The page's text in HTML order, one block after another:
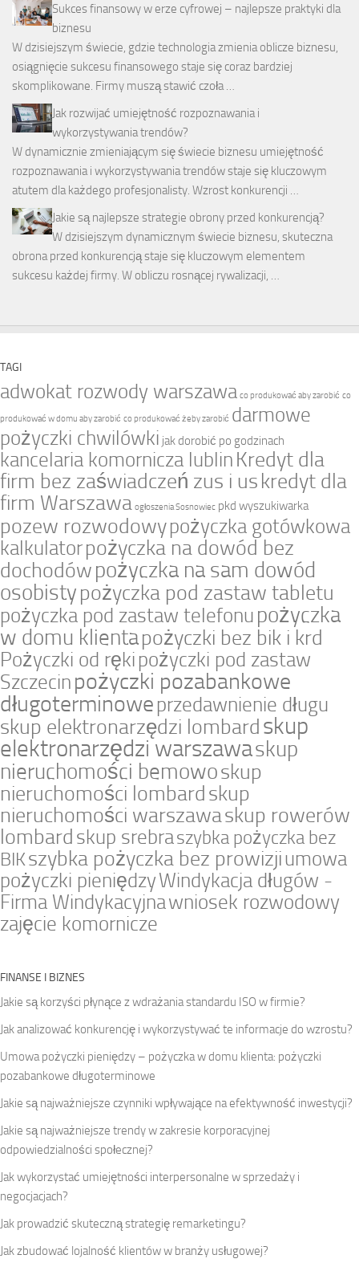
Sukces finansowy w erze cyfrowej – najlepsze praktyki dla
biznesu
W dzisiejszym świecie, gdzie technologia zmienia oblicze biznesu,
osiągnięcie sukcesu finansowego staje się coraz bardziej
skomplikowane. Firmy muszą stawić czoła …
Jak rozwijać umiejętność rozpoznawania i
wykorzystywania trendów?
W dynamicznie zmieniającym się świecie biznesu umiejętność
rozpoznawania i wykorzystywania trendów staje się kluczowym
atutem dla każdego profesjonalisty. Wzrost konkurencji …
Jakie są najlepsze strategie obrony przed konkurencją?
W dzisiejszym dynamicznym świecie biznesu, skuteczna
obrona przed konkurencją staje się kluczowym elementem
sukcesu każdej firmy. W obliczu rosnącej rywalizacji, …
TAGI
adwokat rozwody warszawa co produkować aby zarobić co
produkować w domu aby zarobić co produkować żeby zarobić darmowe
pożyczki chwilówki jak dorobić po godzinach
kancelaria komornicza lublin Kredyt dla
firm bez zaświadczeń zus i uskredyt dla
firm Warszawa ogłoszenia Sosnowiec pkd wyszukiwarka
pozew rozwodowypożyczka gotówkowa
kalkulatorpożyczka na dowód bez
dochodówpożyczka na sam dowód
osobistypożyczka pod zastaw tabletu
pożyczka pod zastaw telefonu pożyczka
w domu klientapożyczki bez bik i krd
Pożyczki od ręki pożyczki pod zastaw
Szczecin pożyczki pozabankowe
długoterminowe przedawnienie długu
skup elektronarzędzi lombardskup
elektronarzędzi warszawaskup
nieruchomości bemowoskup
nieruchomości lombardskup
nieruchomości warszawaskup rowerów
lombard skup srebraszybka pożyczka bez
BIKszybka pożyczka bez prowizjiumowa
pożyczki pieniędzyWindykacja długów -
Firma Windykacyjnawniosek rozwodowy
zajęcie komornicze
FINANSE I BIZNES
Jakie są korzyści płynące z wdrażania standardu ISO w firmie?
Jak analizować konkurencję i wykorzystywać te informacje do wzrostu?
Umowa pożyczki pieniędzy – pożyczka w domu klienta: pożyczki
pozabankowe długoterminowe
Jakie są najważniejsze czynniki wpływające na efektywność inwestycji?
Jakie są najważniejsze trendy w zakresie korporacyjnej
odpowiedzialności społecznej?
Jak wykorzystać umiejętności interpersonalne w sprzedaży i
negocjacjach?
Jak prowadzić skuteczną strategię remarketingu?
Jak zbudować lojalność klientów w branży usługowej?